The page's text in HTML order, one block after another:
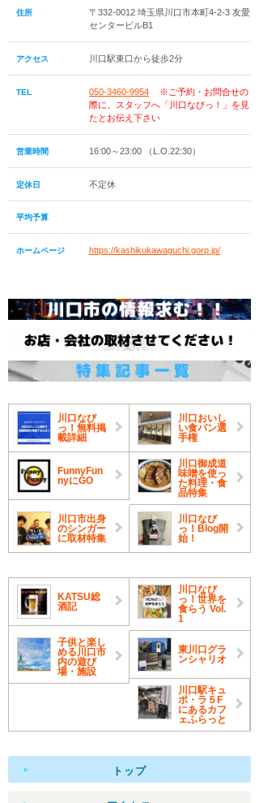
住所
〒332-0012 埼玉県川口市本町4-2-3 友愛
センタービルB1
アクセス 川口駅東口から徒歩2分
TEL 050-3460-9954
※ご予約・お問合せの
際に、スタッフへ「川口なびっ！」を見
たとお伝え下さい
営業時間 16:00～23:00 （L.O.22:30）
定休日 不定休
平均予算
ホームページ https://kashikukawaguchi.gorp.jp/
川口なび
っ！無料掲
載詳細
川口おいし
い食パン選
手権
FunnyFun
nyにGO
川口御成道
味噌を使っ
た料理・食
品特集
川口市出身
のシンガー
に取材特集
川口なび
っ！Blog開
始！
KATSU総
酒記
川口なび
っ！世界を
食らう Vol.
1
子供と楽し
める川口市
内の遊び
場・施設
東川口グラ
ンシャリオ
川口駅キュ
ポ・ラ５F
にあるカフ
ェふらっと
トップ